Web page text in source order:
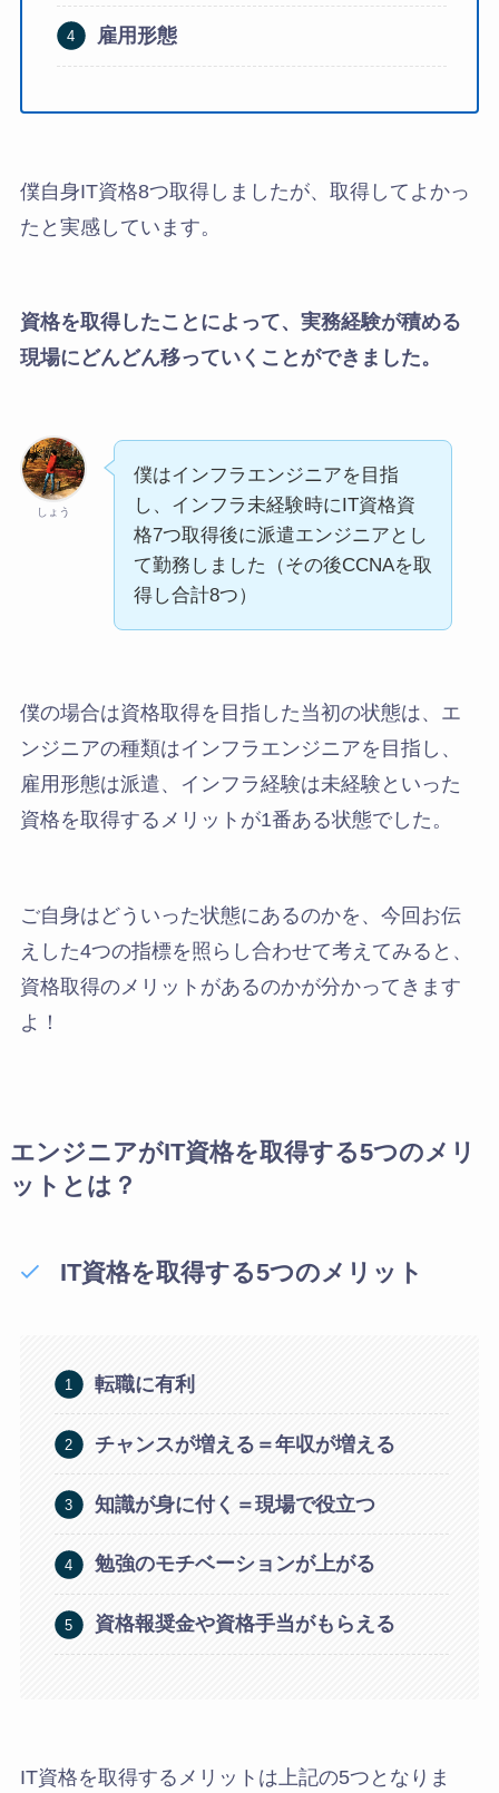
雇用形態
僕自身IT資格8つ取得しましたが、取得してよかっ
たと実感しています。
資格を取得したことによって、実務経験が積める
現場にどんどん移っていくことができました。
しょう
僕はインフラエンジニアを目指
し、インフラ未経験時にIT資格資
格7つ取得後に派遣エンジニアとし
て勤務しました（その後CCNAを取
得し合計8つ）
僕の場合は資格取得を目指した当初の状態は、エ
ンジニアの種類はインフラエンジニアを目指し、
雇用形態は派遣、インフラ経験は未経験といった
資格を取得するメリットが1番ある状態でした。
ご自身はどういった状態にあるのかを、今回お伝
えした4つの指標を照らし合わせて考えてみると、
資格取得のメリットがあるのかが分かってきます
よ！
エンジニアがIT資格を取得する5つのメリ
ットとは？
IT資格を取得する5つのメリット
転職に有利
チャンスが増える＝年収が増える
知識が身に付く＝現場で役立つ
勉強のモチベーションが上がる
資格報奨金や資格手当がもらえる
IT資格を取得するメリットは上記の5つとなりま